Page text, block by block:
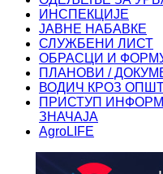
ИНСПЕКЦИЈЕ
ЈАВНЕ НАБАВКЕ
СЛУЖБЕНИ ЛИСТ
ОБРАСЦИ И
ПЛАНОВИ /
ВОДИЧ КРОЗ
ПРИСТУП
ЗНАЧАЈА
AgroLIFE